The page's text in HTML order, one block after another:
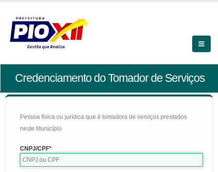
Credenciamento do Tomador de Serviços
Pessoa física ou jurídica que é tomadora de serviços prestados
neste Município
CNPJ/CPF